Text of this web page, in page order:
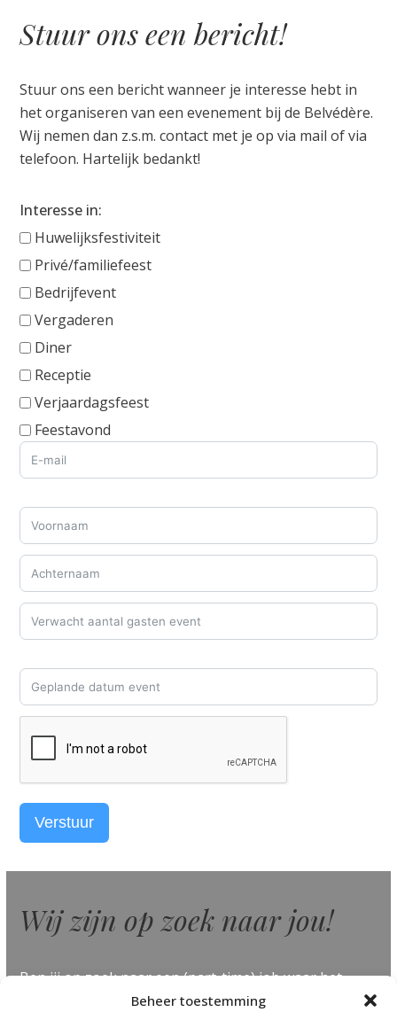
Beheer toestemming
Stuur ons een bericht!
Stuur ons een bericht wanneer je interesse hebt in
het organiseren van een evenement bij de Belvédère.
Wij nemen dan z.s.m. contact met je op via mail of via
telefoon. Hartelijk bedankt!
Interesse in:
Huwelijksfestiviteit
Privé/familiefeest
Bedrijfevent
Vergaderen
Diner
Receptie
Verjaardagsfeest
Feestavond
Verstuur
Wij zijn op zoek naar jou!
Ben jij op zoek naar een (part-time) job waar het
altijd gezellig en feest is? ben jij ook gedreven,